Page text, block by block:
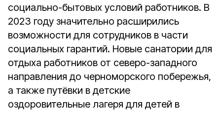
социально-бытовых условий работников. В
2023 году значительно расширились
возможности для сотрудников в части
социальных гарантий. Новые санатории для
отдыха работников от северо-западного
направления до черноморского побережья,
а также путёвки в детские
оздоровительные лагеря для детей в